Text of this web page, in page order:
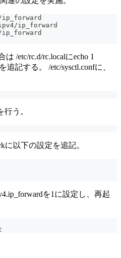
ip_forward
/etc/rc.d/rc.localにecho 1
追記する。 /etc/sysctl.confに、
行う。
に以下の設定を追記。
を1に設定し、再起